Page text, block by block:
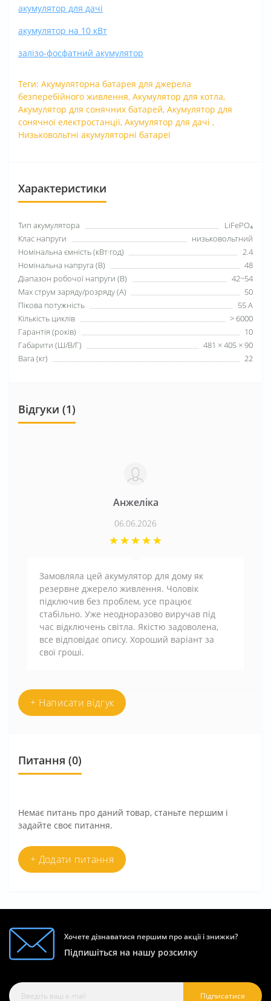
акумулятор для дачі
акумулятор на 10 кВт
залізо-фосфатний акумулятор
Теги: Акумуляторна батарея для джерела
безперебійного живлення, Акумулятор для котла,
Акумулятор для сонячних батарей, Акумулятор для
сонячної електростанції, Акумулятор для дачі ,
Низьковольтні акумуляторні батареї
Характеристики
Тип акумулятора
LiFePO₄
Клас напруги
низьковольтний
Номінальна ємність (кВт·год)
2.4
Номінальна напруга (В)
48
Діапазон робочої напруги (В)
42~54
Max струм заряду/розряду (А)
50
Пікова потужність
55 А
Кількість циклів
> 6000
Гарантія (років)
10
Габарити (Ш/В/Г)
481 × 405 × 90
Вага (кг)
22
Відгуки (1)
Анжеліка
06.06.2026
Замовляла цей акумулятор для дому як
резервне джерело живлення. Чоловік
підключив без проблем, усе працює
стабільно. Уже неодноразово виручав під
час відключень світла. Якістю задоволена,
все відповідає опису. Хороший варіант за
свої гроші.
+ Написати відгук
Питання (0)
Немає питань про даний товар, станьте першим і
задайте своє питання.
+ Додати питання
Хочете дізнаватися першим про акції і знижки?
Підпишіться на нашу розсилку
Підписатися